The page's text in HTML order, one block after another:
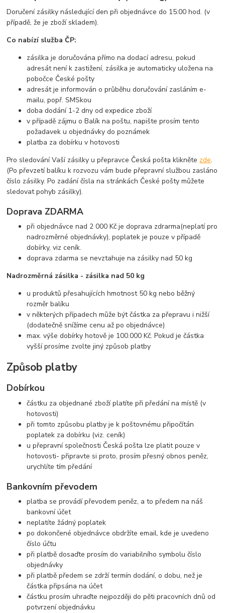
Doručení zásilky následující den při objednávce do 15:00 hod. (v
případě, že je zboží skladem).
Co nabízí služba ČP:
zásilka je doručována přímo na dodací adresu, pokud
adresát není k zastižení, zásilka je automaticky uložena na
pobočce České pošty
adresát je informován o průběhu doručování zasláním e-
mailu, popř. SMSkou
doba dodání 1-2 dny od expedice zboží
v případě zájmu o Balík na poštu, napište prosím tento
požadavek u objednávky do poznámek
platba za dobírku v hotovosti
Pro sledování Vaší zásilky u přepravce Česká pošta klikněte zde.
(Po převzetí balíku k rozvozu vám bude přepravní službou zasláno
číslo zásilky. Po zadání čísla na stránkách České pošty můžete
sledovat pohyb zásilky).
Doprava ZDARMA
při objednávce nad 2 000 Kč je doprava zdrarma(neplatí pro
nadrozměrné objednávky), poplatek je pouze v případě
dobírky, viz ceník.
doprava zdarma se nevztahuje na zásilky nad 50 kg
Nadrozměrná zásilka - zásilka nad 50 kg
u produktů přesahujících hmotnost 50 kg nebo běžný
rozměr balíku
v některých případech může být částka za přepravu i nižší
(dodatečně snížíme cenu až po objednávce)
max. výše dobírky hotově je 100.000 Kč. Pokud je částka
vyšší prosíme zvolte jiný způsob platby
Způsob platby
Dobírkou
částku za objednané zboží platíte při předání na místě (v
hotovosti)
při tomto způsobu platby je k poštovnému připočítán
poplatek za dobírku (viz. ceník)
u přepravní společnosti Česká pošta lze platit pouze v
hotovosti- připravte si proto, prosím přesný obnos peněz,
urychlíte tím předání
Bankovním převodem
platba se provádí převodem peněz, a to předem na náš
bankovní účet
neplatíte žádný poplatek
po dokončené objednávce obdržíte email, kde je uvedeno
číslo účtu
při platbě dosaďte prosím do variabilního symbolu číslo
objednávky
při platbě předem se zdrží termín dodání, o dobu, než je
částka připsána na účet
částku prosím uhraďte nejpozději do pěti pracovních dnů od
potvrzení objednávku